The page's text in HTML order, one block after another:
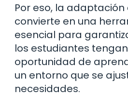
Por eso, la adaptación
convierte en una
esencial para
los estudiantes
oportunidad de
un entorno que se
necesidades.